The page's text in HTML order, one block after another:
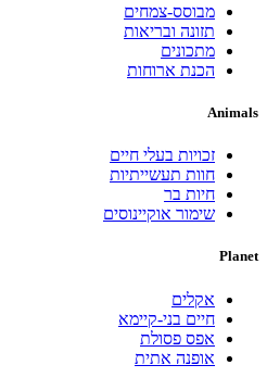
מבוסס-צמחים
תזונה ובריאות
מתכונים
הכנת ארוחות
זכויות בעלי חיים
חוות תעשייתיות
חיות בר
שימור אוקיינוסים
אקלים
חיים בני-קיימא
אפס פסולת
אופנה אתית